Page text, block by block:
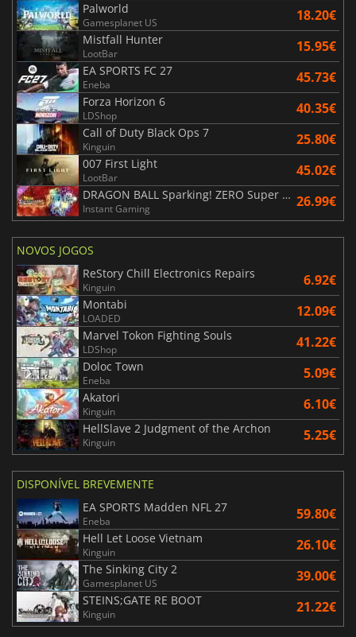
Palworld
Gamesplanet US 18.20€
Mistfall Hunter
LootBar 15.95€
EA SPORTS FC 27
Eneba 45.73€
Forza Horizon 6
LDShop 40.35€
Call of Duty Black Ops 7
Kinguin 25.80€
007 First Light
LootBar 45.02€
DRAGON BALL Sparking! ZERO Super Limit Breaking NEO
Instant Gaming 26.99€
NOVOS JOGOS
ReStory Chill Electronics Repairs
Kinguin 6.92€
Montabi
LOADED 12.09€
Marvel Tokon Fighting Souls
LDShop 41.22€
Doloc Town
Eneba 5.09€
Akatori
Kinguin 6.10€
HellSlave 2 Judgment of the Archon
Kinguin 5.25€
DISPONÍVEL BREVEMENTE
EA SPORTS Madden NFL 27
Eneba 59.80€
Hell Let Loose Vietnam
Kinguin 26.10€
The Sinking City 2
Gamesplanet US 39.00€
STEINS;GATE RE BOOT
Kinguin 21.22€